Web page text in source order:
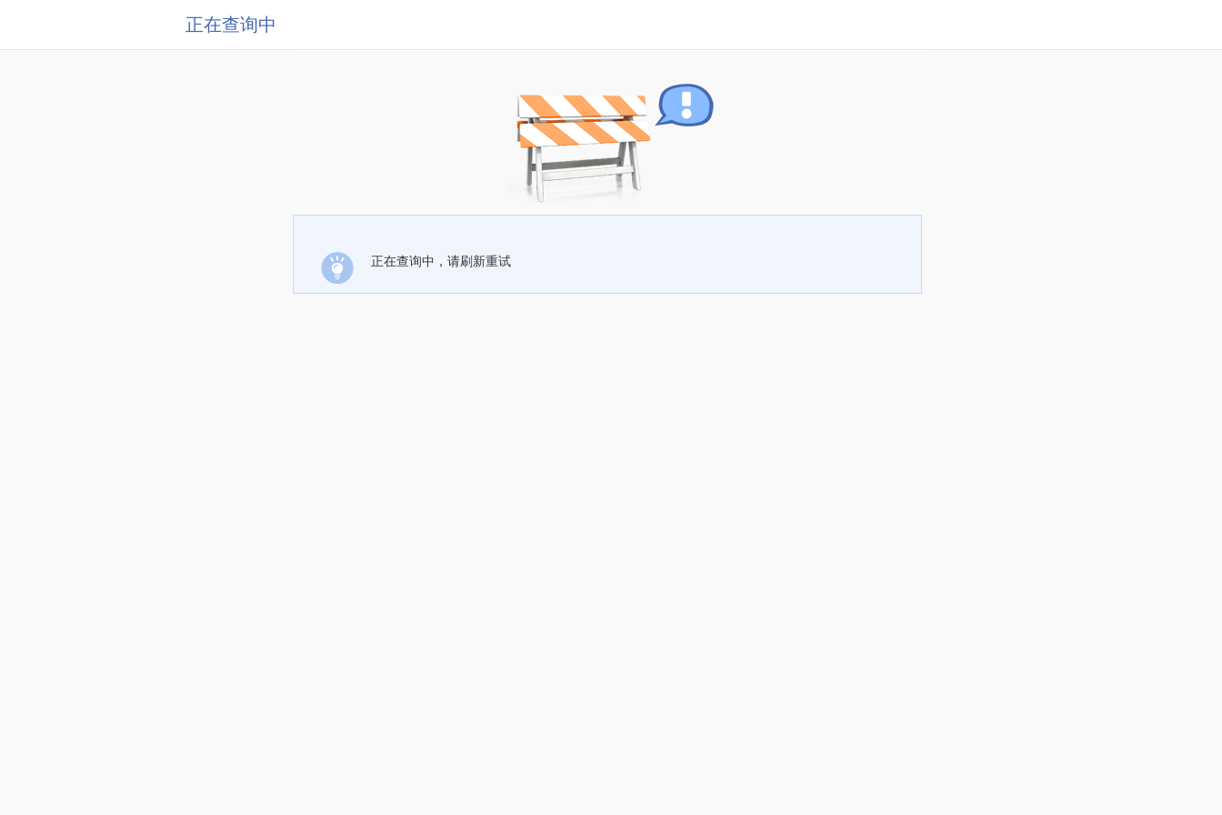
正在查询中
正在查询中，请刷新重试